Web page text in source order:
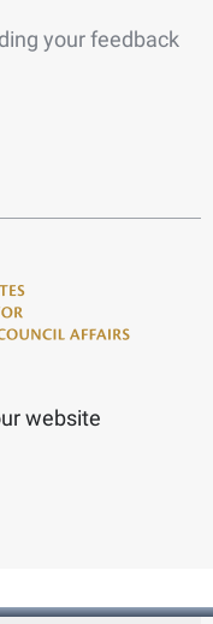
your feedback
website